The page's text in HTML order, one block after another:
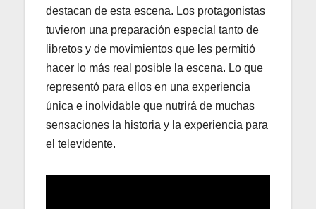
destacan de esta escena. Los protagonistas
tuvieron una preparación especial tanto de
libretos y de movimientos que les permitió
hacer lo más real posible la escena. Lo que
representó para ellos en una experiencia
única e inolvidable que nutrirá de muchas
sensaciones la historia y la experiencia para
el televidente.